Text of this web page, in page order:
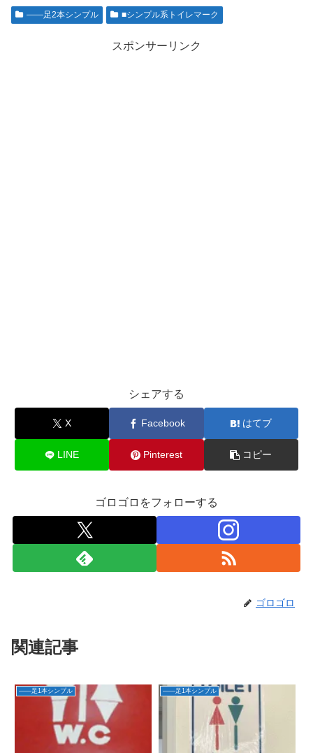
――足2本シンプル ■シンプル系トイレマーク
スポンサーリンク
シェアする
X Facebook はてブ
LINE Pinterest コピー
ゴロゴロをフォローする
ゴロゴロ
関連記事
――足1本シンプル ――足1本シンプル